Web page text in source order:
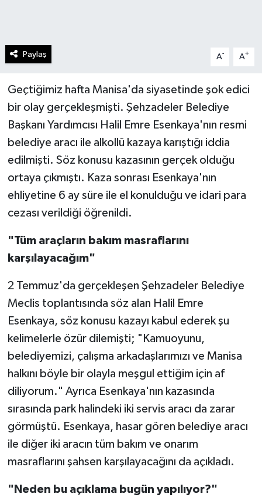
Paylaş A- A+
Geçtiğimiz hafta Manisa'da siyasetinde şok edici
bir olay gerçekleşmişti. Şehzadeler Belediye
Başkanı Yardımcısı Halil Emre Esenkaya'nın resmi
belediye aracı ile alkollü kazaya karıştığı iddia
edilmişti. Söz konusu kazasının gerçek olduğu
ortaya çıkmıştı. Kaza sonrası Esenkaya'nın
ehliyetine 6 ay süre ile el konulduğu ve idari para
cezası verildiği öğrenildi.
"Tüm araçların bakım masraflarını
karşılayacağım"
2 Temmuz'da gerçekleşen Şehzadeler Belediye
Meclis toplantısında söz alan Halil Emre
Esenkaya, söz konusu kazayı kabul ederek şu
kelimelerle özür dilemişti; "Kamuoyunu,
belediyemizi, çalışma arkadaşlarımızı ve Manisa
halkını böyle bir olayla meşgul ettiğim için af
diliyorum." Ayrıca Esenkaya'nın kazasında
sırasında park halindeki iki servis aracı da zarar
görmüştü. Esenkaya, hasar gören belediye aracı
ile diğer iki aracın tüm bakım ve onarım
masraflarını şahsen karşılayacağını da açıkladı.
"Neden bu açıklama bugün yapılıyor?"